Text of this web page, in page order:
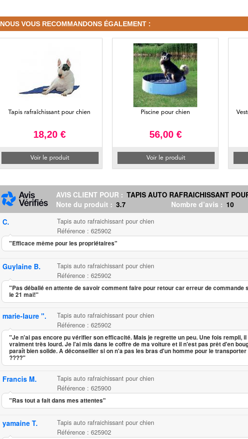
NOUS VOUS RECOMMANDONS ÉGALEMENT :
Tapis rafraîchissant pour chien
18,20 €
Voir le produit
Piscine pour chien
56,00 €
Voir le produit
AVIS CLIENT POUR : TAPIS AUTO RAFRAICHISSANT
Note du produit : 3.7 Nombre d’avis : 10
C.
Tapis auto rafraichissant pour chien
Référence : 625902
"Efficace même pour les propriétaires"
Guylaine B.
Tapis auto rafraichissant pour chien
Référence : 625902
"Pas déballé en attente de savoir comment faire pour retour car erreur de commande
le 21 mai!"
marie-laure ".
Tapis auto rafraichissant pour chien
Référence : 625902
"Je n'ai pas encore pu vérifier son efficacité. Mais je regrette un peu. Une fois rempli,
vraiment très lourd. Je l'ai mis dans le coffre de ma voiture et il n'est pas prêt d'en
paraît bien solide. A déconseiller si on n'a pas les bras d'un homme pour le transporter
????"
Francis M.
Tapis auto rafraichissant pour chien
Référence : 625900
"Ras tout a fait dans mes attentes"
yamaine T.
Tapis auto rafraichissant pour chien
Référence : 625902